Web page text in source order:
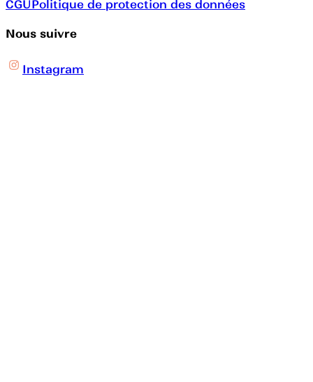
CGUPolitique de protection des données
Nous suivre
Instagram